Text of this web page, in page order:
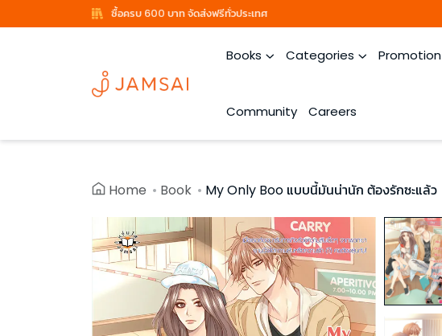
ซื้อครบ 600 บาท จัดส่งฟรีทั่วประเทศ
Books Categories Promotion
Community Careers
Home Book My Only Boo แบบนี้มันน่านัก ต้องรักซะแล้ว